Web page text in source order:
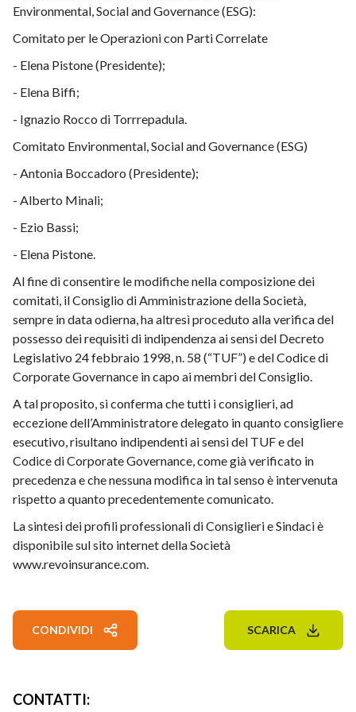
Environmental, Social and Governance (ESG):
Comitato per le Operazioni con Parti Correlate
- Elena Pistone (Presidente);
- Elena Biffi;
- Ignazio Rocco di Torrrepadula.
Comitato Environmental, Social and Governance (ESG)
- Antonia Boccadoro (Presidente);
- Alberto Minali;
- Ezio Bassi;
- Elena Pistone.
Al fine di consentire le modifiche nella composizione dei
comitati, il Consiglio di Amministrazione della Società,
sempre in data odierna, ha altresì proceduto alla verifica del
possesso dei requisiti di indipendenza ai sensi del Decreto
Legislativo 24 febbraio 1998, n. 58 (“TUF”) e del Codice di
Corporate Governance in capo ai membri del Consiglio.
A tal proposito, si conferma che tutti i consiglieri, ad
eccezione dell’Amministratore delegato in quanto consigliere
esecutivo, risultano indipendenti ai sensi del TUF e del
Codice di Corporate Governance, come già verificato in
precedenza e che nessuna modifica in tal senso è intervenuta
rispetto a quanto precedentemente comunicato.
La sintesi dei profili professionali di Consiglieri e Sindaci è
disponibile sul sito internet della Società
www.revoinsurance.com.
CONDIVIDI SCARICA
CONTATTI: